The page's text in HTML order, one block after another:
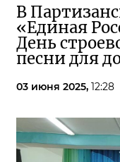
В
«Единая
День
песни для
03 июня 2025, 12:28